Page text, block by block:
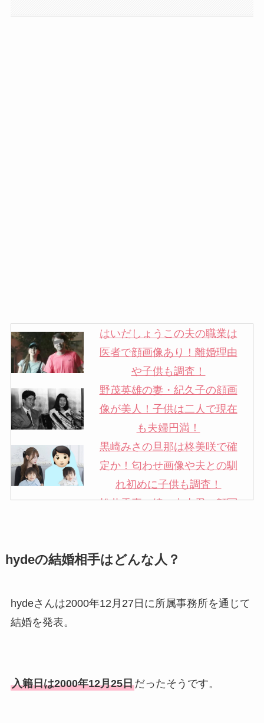
はいだしょうこの夫の職業は
医者で顔画像あり！離婚理由
や子供も調査！
野茂英雄の妻・紀久子の顔画
像が美人！子供は二人で現在
も夫婦円満！
黒崎みさの旦那は柊美咲で確
定か！匂わせ画像や夫との馴
れ初めに子供も調査！
松井秀喜の嫁・中山愛の顔写
申真衣の旦那・工藤けんの現
子供も調査！
顔画像！元嫁との離婚理由や
hydeの結婚相手はどんな人？
hydeさんは2000年12月27日に所属事務所を通じて
結婚を発表。
入籍日は2000年12月25日だったそうです。